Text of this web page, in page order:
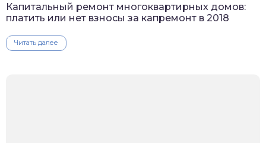
Капитальный ремонт многоквартирных домов:
платить или нет взносы за капремонт в 2018
Читать далее